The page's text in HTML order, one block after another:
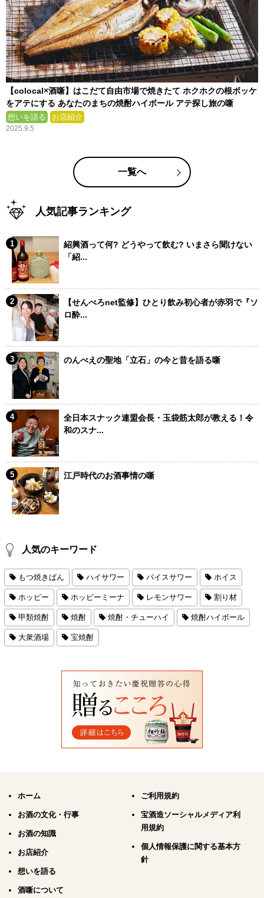
【colocal×酒噺】はこだて自由市場で焼きたて ホクホクの根ボッケ
をアテにする あなたのまちの焼酎ハイボール アテ探し旅の噺
想いを語る お店紹介
2025.9.5
一覧へ
人気記事ランキング
紹興酒って何? どうやって飲む? いまさら聞けない
「紹...
【せんべろnet監修】ひとり飲み初心者が赤羽で『ソ
ロ酔...
のんべえの聖地「立石」の今と昔を語る噺
全日本スナック連盟会長・玉袋筋太郎が教える！令
和のスナ...
江戸時代のお酒事情の噺
人気のキーワード
もつ焼きばん ハイサワー バイスサワー ホイス
ホッピー ホッピーミーナ レモンサワー 割り材
甲類焼酎 焼酎 焼酎・チューハイ 焼酎ハイボール
大衆酒場 宝焼酎
ホーム
お酒の文化・行事
お酒の知識
お店紹介
想いを語る
酒噺について
ご利用規約
宝酒造ソーシャルメディア利
用規約
個人情報保護に関する基本方
針